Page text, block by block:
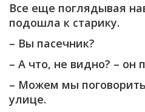
Все еще поглядывая
подошла к старику.
– Вы пасечник?
– А что, не видно? – он
– Можем мы
улице.